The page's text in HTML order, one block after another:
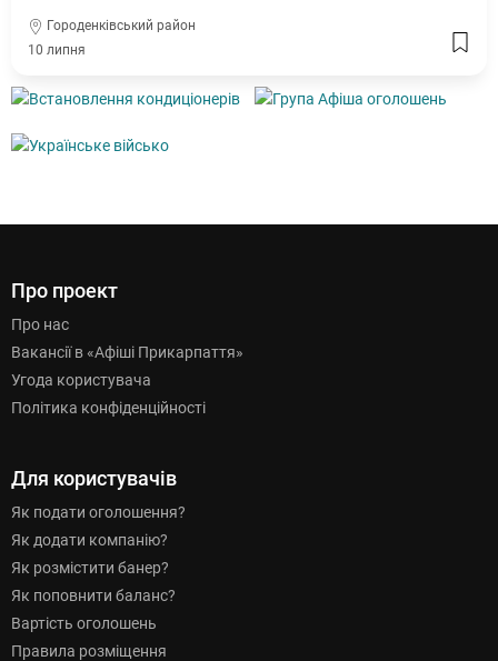
Городенківський район
10 липня
Про проект
Про нас
Вакансії в «Афіші Прикарпаття»
Угода користувача
Політика конфіденційності
Для користувачів
Як подати оголошення?
Як додати компанію?
Як розмістити банер?
Як поповнити баланс?
Вартість оголошень
Правила розміщення